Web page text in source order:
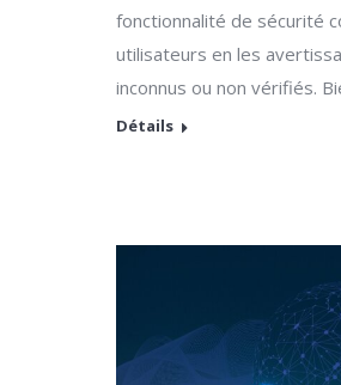
fonctionnalité de sécurité
utilisateurs en les
inconnus ou non vérifiés.
Détails